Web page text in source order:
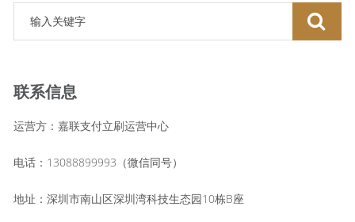
联系信息
运营方：嘉联支付立刷运营中心
电话：13088899993（微信同号）
地址：深圳市南山区深圳湾科技生态园10栋B座